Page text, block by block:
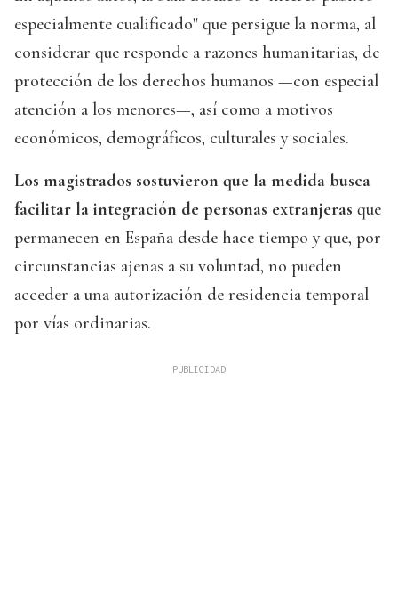
especialmente cualificado" que persigue la norma, al
considerar que responde a razones humanitarias, de
protección de los derechos humanos —con especial
atención a los menores—, así como a motivos
económicos, demográficos, culturales y sociales.
Los magistrados sostuvieron que la medida busca
facilitar la integración de personas extranjeras que
permanecen en España desde hace tiempo y que, por
circunstancias ajenas a su voluntad, no pueden
acceder a una autorización de residencia temporal
por vías ordinarias.